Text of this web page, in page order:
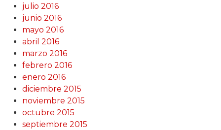
julio 2016
junio 2016
mayo 2016
abril 2016
marzo 2016
febrero 2016
enero 2016
diciembre 2015
noviembre 2015
octubre 2015
septiembre 2015